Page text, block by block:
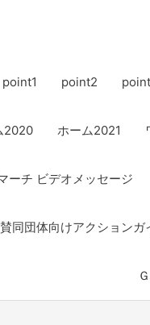
point1 point2
2020 ホーム2021
ーチ ビデオメッセージ
賛同団体向けアクションガ